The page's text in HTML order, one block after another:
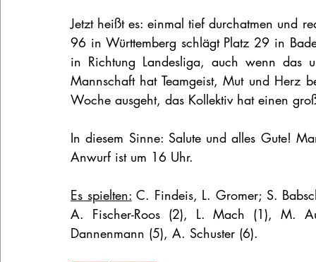
Jetzt heißt es: einmal tief durchatmen und
96 in Württemberg schlägt Platz 29 in
in Richtung Landesliga, auch wenn das
Mannschaft hat Teamgeist, Mut und Herz
Woche ausgeht, das Kollektiv hat einen
In diesem Sinne: Salute und alles Gute!
Anwurf ist um 16 Uhr.
Es spielten: C. Findeis, L. Gromer; S.
A. Fischer-Roos (2), L. Mach (1), M.
Dannenmann (5), A. Schuster (6).